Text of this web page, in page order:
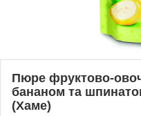
Пюре фруктово-
бананом та
(Хаме)